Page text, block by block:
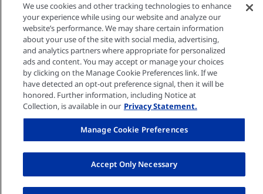
© Fresenius Medical Care AG 2026
Cookie-Einstellungen
Impressum
We use cookies and other tracking technologies to enhance
your experience while using our website and analyze our
website’s performance. We may share certain information
about your use of the site with social media, advertising,
and analytics partners where appropriate for personalized
ads and content. You may accept or manage your choices
by clicking on the Manage Cookie Preferences link. If we
have detected an opt-out preference signal, then it will be
honored. Further information, including Notice at
Collection, is available in our Privacy Statement.
Manage Cookie Preferences
Accept Only Necessary